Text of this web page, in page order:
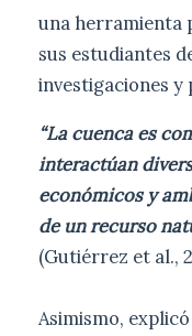
una herramienta
sus estudiantes
investigaciones y
“La cuenca es
interactúan
económicos y
de un recurso
(Gutiérrez et al.,
Asimismo,